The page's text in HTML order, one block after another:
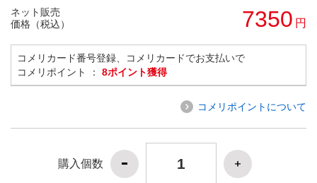
ネット販売
価格（税込）
7350 円
コメリカード番号登録、コメリカードでお支払いで
コメリポイント ： 8ポイント獲得
コメリポイントについて
購入個数